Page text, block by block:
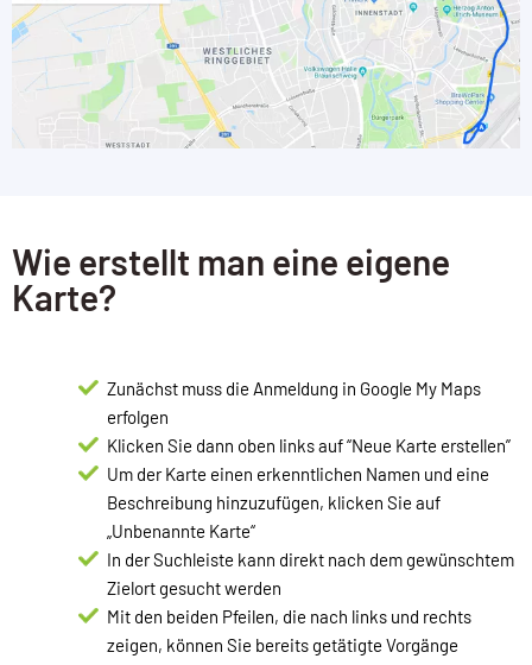
Wie erstellt man eine eigene
Karte?
Zunächst muss die Anmeldung in Google My Maps
erfolgen
Klicken Sie dann oben links auf “Neue Karte erstellen”
Um der Karte einen erkenntlichen Namen und eine
Beschreibung hinzuzufügen, klicken Sie auf
„Unbenannte Karte“
In der Suchleiste kann direkt nach dem gewünschtem
Zielort gesucht werden
Mit den beiden Pfeilen, die nach links und rechts
zeigen, können Sie bereits getätigte Vorgänge